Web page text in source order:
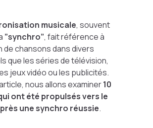
musicale, souvent
”synchro”, fait référence à
de chansons dans divers
que les séries de télévision,
jeux vidéo ou les publicités.
nous allons examiner10
ont été propulsés vers le
une synchro réussie.